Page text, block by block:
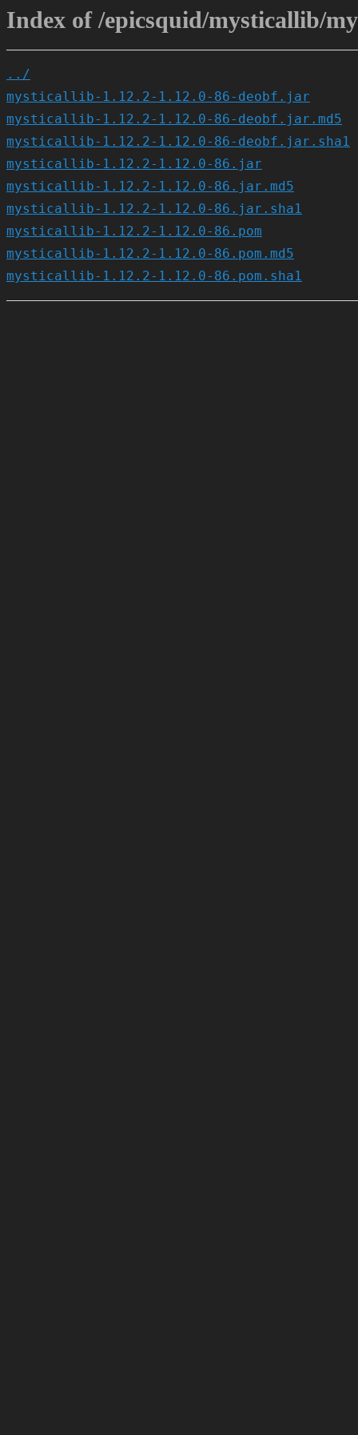
Index of /epicsquid/mysticallib/
../
mysticallib-1.12.2-1.12.0-86-deobf.jar
mysticallib-1.12.2-1.12.0-86-deobf.jar.md5
mysticallib-1.12.2-1.12.0-86-deobf.jar.sha1
mysticallib-1.12.2-1.12.0-86.jar
mysticallib-1.12.2-1.12.0-86.jar.md5
mysticallib-1.12.2-1.12.0-86.jar.sha1
mysticallib-1.12.2-1.12.0-86.pom
mysticallib-1.12.2-1.12.0-86.pom.md5
mysticallib-1.12.2-1.12.0-86.pom.sha1